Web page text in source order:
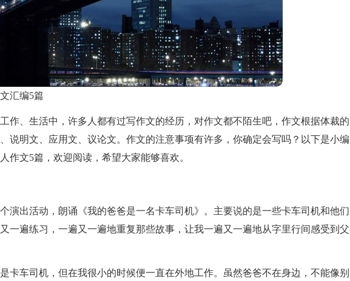
汇编5篇
作、生活中，许多人都有过写作文的经历，对作文都不陌生吧，作文根据体裁的
说明文、应用文、议论文。作文的注意事项有许多，你确定会写吗？以下是小编
作文5篇，欢迎阅读，希望大家能够喜欢。
演出活动，朗诵《我的爸爸是一名卡车司机》。主要说的是一些卡车司机和他们
一遍练习，一遍又一遍地重复那些故事，让我一遍又一遍地从字里行间感受到父
卡车司机，但在我很小的时候便一直在外地工作。虽然爸爸不在身边，不能像别